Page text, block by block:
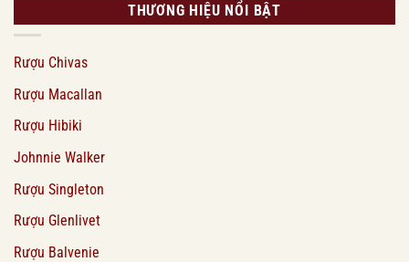
THƯƠNG HIỆU NỔI BẬT
Rượu Chivas
Rượu Macallan
Rượu Hibiki
Johnnie Walker
Rượu Singleton
Rượu Glenlivet
Rượu Balvenie